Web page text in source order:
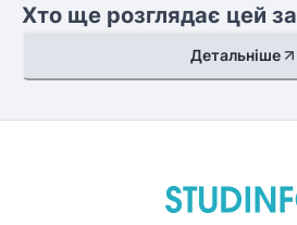
Хто ще розглядає цей
Детальніше